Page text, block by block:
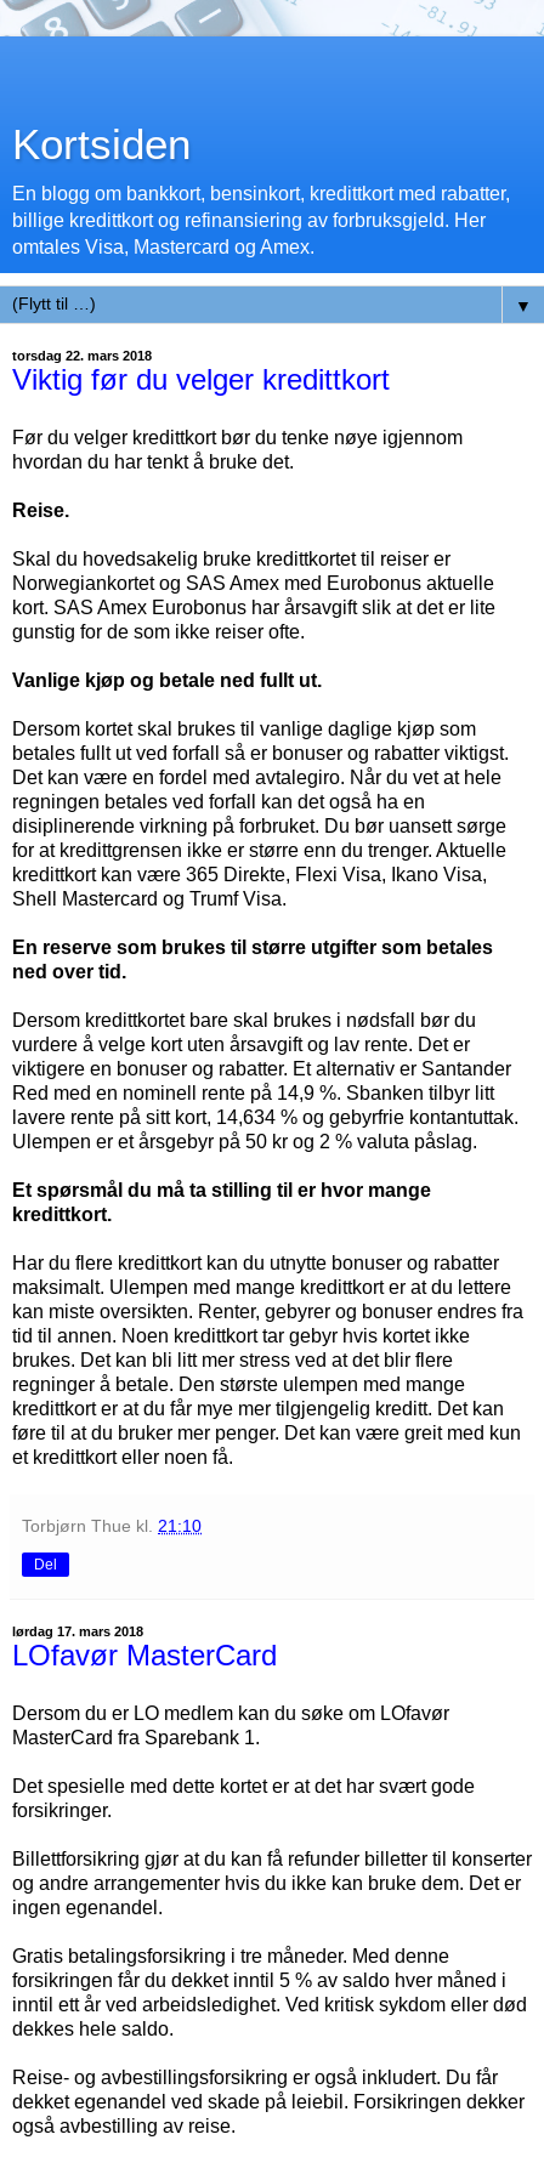
Kortsiden
En blogg om bankkort, bensinkort, kredittkort med rabatter,
billige kredittkort og refinansiering av forbruksgjeld. Her
omtales Visa, Mastercard og Amex.
▼
torsdag 22. mars 2018
Viktig før du velger kredittkort
Før du velger kredittkort bør du tenke nøye igjennom
hvordan du har tenkt å bruke det.
Reise.
Skal du hovedsakelig bruke kredittkortet til reiser er
Norwegiankortet og SAS Amex med Eurobonus aktuelle
kort. SAS Amex Eurobonus har årsavgift slik at det er lite
gunstig for de som ikke reiser ofte.
Vanlige kjøp og betale ned fullt ut.
Dersom kortet skal brukes til vanlige daglige kjøp som
betales fullt ut ved forfall så er bonuser og rabatter viktigst.
Det kan være en fordel med avtalegiro. Når du vet at hele
regningen betales ved forfall kan det også ha en
disiplinerende virkning på forbruket. Du bør uansett sørge
for at kredittgrensen ikke er større enn du trenger. Aktuelle
kredittkort kan være 365 Direkte, Flexi Visa, Ikano Visa,
Shell Mastercard og Trumf Visa.
En reserve som brukes til større utgifter som betales
ned over tid.
Dersom kredittkortet bare skal brukes i nødsfall bør du
vurdere å velge kort uten årsavgift og lav rente. Det er
viktigere en bonuser og rabatter. Et alternativ er Santander
Red med en nominell rente på 14,9 %. Sbanken tilbyr litt
lavere rente på sitt kort, 14,634 % og gebyrfrie kontantuttak.
Ulempen er et årsgebyr på 50 kr og 2 % valuta påslag.
Et spørsmål du må ta stilling til er hvor mange
kredittkort.
Har du flere kredittkort kan du utnytte bonuser og rabatter
maksimalt. Ulempen med mange kredittkort er at du lettere
kan miste oversikten. Renter, gebyrer og bonuser endres fra
tid til annen. Noen kredittkort tar gebyr hvis kortet ikke
brukes. Det kan bli litt mer stress ved at det blir flere
regninger å betale. Den største ulempen med mange
kredittkort er at du får mye mer tilgjengelig kreditt. Det kan
føre til at du bruker mer penger. Det kan være greit med kun
et kredittkort eller noen få.
Torbjørn Thue kl. 21:10
Del
lørdag 17. mars 2018
LOfavør MasterCard
Dersom du er LO medlem kan du søke om LOfavør
MasterCard fra Sparebank 1.
Det spesielle med dette kortet er at det har svært gode
forsikringer.
Billettforsikring gjør at du kan få refunder billetter til konserter
og andre arrangementer hvis du ikke kan bruke dem. Det er
ingen egenandel.
Gratis betalingsforsikring i tre måneder. Med denne
forsikringen får du dekket inntil 5 % av saldo hver måned i
inntil ett år ved arbeidsledighet. Ved kritisk sykdom eller død
dekkes hele saldo.
Reise- og avbestillingsforsikring er også inkludert. Du får
dekket egenandel ved skade på leiebil. Forsikringen dekker
også avbestilling av reise.